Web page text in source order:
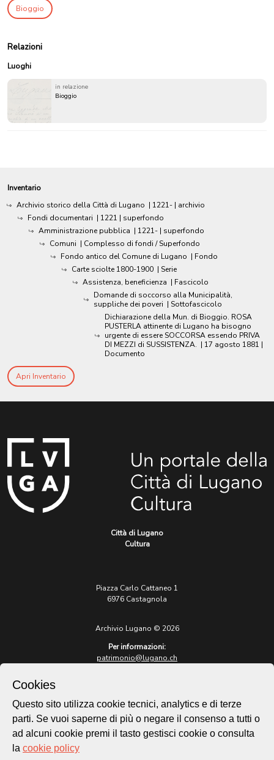
Bioggio
Relazioni
Luoghi
in relazione
Bioggio
Inventario
Archivio storico della Città di Lugano | 1221- | archivio
Fondi documentari | 1221 | superfondo
Amministrazione pubblica | 1221- | superfondo
Comuni | Complesso di fondi / Superfondo
Fondo antico del Comune di Lugano | Fondo
Carte sciolte 1800-1900 | Serie
Assistenza, beneficienza | Fascicolo
Domande di soccorso alla Municipalità,
suppliche dei poveri | Sottofascicolo
Dichiarazione della Mun. di Bioggio. ROSA
PUSTERLA attinente di Lugano ha bisogno
urgente di essere SOCCORSA essendo PRIVA
DI MEZZI di SUSSISTENZA. | 17 agosto 1881 |
Documento
Apri Inventario
Città di Lugano
Cultura
Piazza Carlo Cattaneo 1
6976 Castagnola
Archivio Lugano © 2026
Per informazioni:
patrimonio@lugano.ch
lugano.ch
Cookie policy
Cookies
Questo sito utilizza cookie tecnici, analytics e di terze
parti. Se vuoi saperne di più o negare il consenso a tutti o
ad alcuni cookie premi il tasto gestisci cookie o consulta
la cookie policy